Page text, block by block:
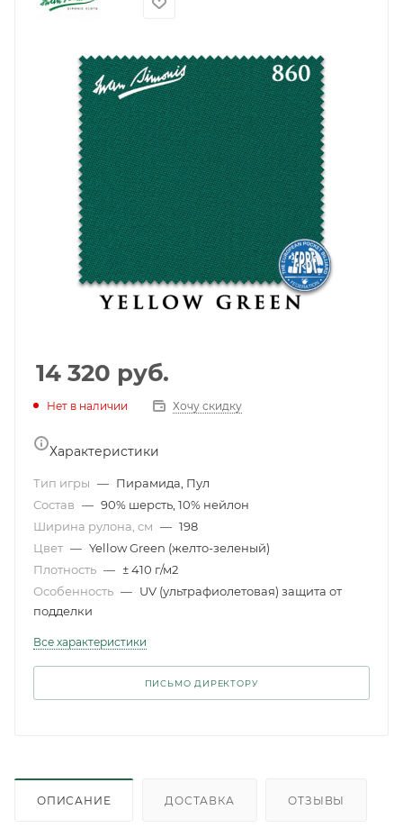
14 320 руб.
Нет в наличии Хочу скидку
Характеристики
Тип игры — Пирамида, Пул
Состав — 90% шерсть, 10% нейлон
Ширина рулона, см — 198
Цвет — Yellow Green (желто-зеленый)
Плотность — ± 410 г/м2
Особенность — UV (ультрафиолетовая) защита от
подделки
Все характеристики
ПИСЬМО ДИРЕКТОРУ
ОПИСАНИЕ ДОСТАВКА ОТЗЫВЫ